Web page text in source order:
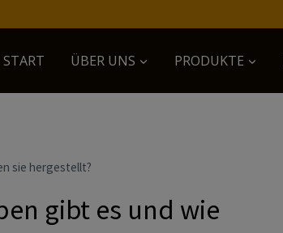
START ÜBER UNS PRODUKTE
sie hergestellt?
gibt es und wie